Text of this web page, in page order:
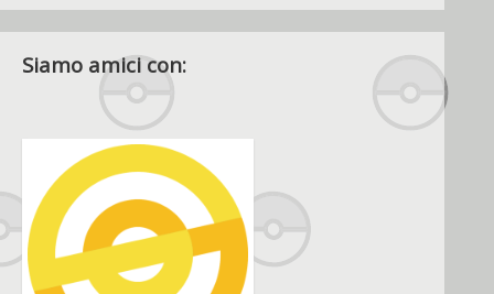
Siamo amici con: